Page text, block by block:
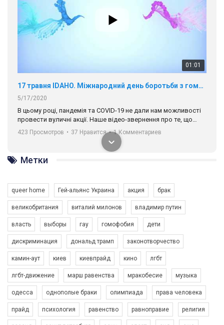
01:01
17 травня IDAHO. Міжнародний день боротьби з гомофобією трансфобією і біфобія.
5/17/2020
В цьому році, пандемія та COVІD-19 не дали нам можливості
провести вуличні акції. Наше відео-звернення про те, що
навіть коли ми у різних містах та не можемо зустрінеться, ми
разом. Ми закликаємо всіх хто поділяє цінності рівності та
солідарності, приєднатися до нас. Регіональні підрозділи
ГАУ є в 16 областях України.
Разом наш голос лунає гучніше!
423 Просмотров • 37 Нравится • 1 Комментариев
Зупинимо насильство проти ЛГБТ в Україні! Stop violence against LGBT in Ukraine!
6/30/2017
Емоційний та вражаючий промо-ролік на конкурс PACT, який
представляє програму "Гей-альянс Україна" з протидії
Метки
queer home Гей-альянс Украина акция брак
великобритания виталий милонов владимир путин
власть выборы гау гомофобия дети
дискриминация дональд трамп законотворчество
камин-аут киев киевпрайд кино лгбт
лгбт-движение марш равенства мракобесие музыка
одесса однополые браки олимпиада права человека
прайд психология равенство равноправие религия